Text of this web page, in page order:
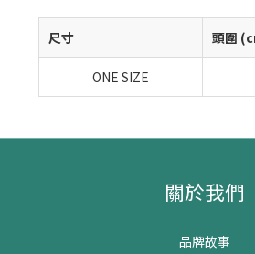
尺寸 頭圍
ONE SIZE
關於我們
品牌故事